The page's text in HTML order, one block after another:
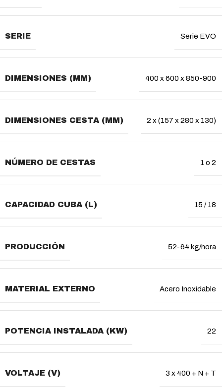
SERIE Serie EVO
DIMENSIONES (MM) 400 x 600 x 850-900
DIMENSIONES CESTA (MM) 2 x (157 x 280 x 130)
NÚMERO DE CESTAS 1 o 2
CAPACIDAD CUBA (L) 15 / 18
PRODUCCIÓN 52-64 kg/hora
MATERIAL EXTERNO Acero Inoxidable
POTENCIA INSTALADA (KW) 22
VOLTAJE (V) 3 x 400 + N + T